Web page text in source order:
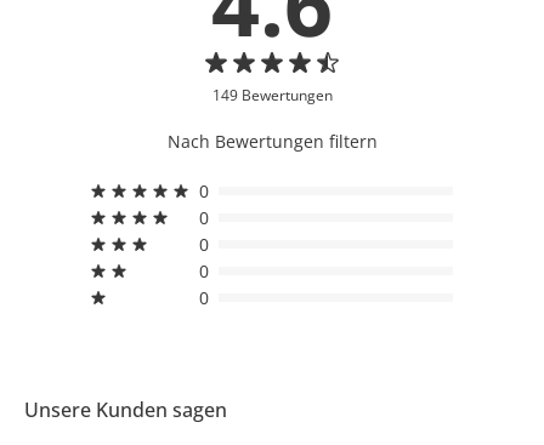
149 Bewertungen
Nach Bewertungen filtern
0
0
0
0
0
Unsere Kunden sagen